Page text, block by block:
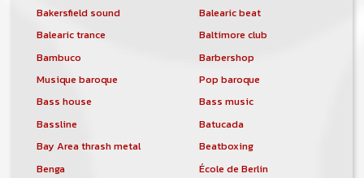
Bakersfield sound
Balearic beat
Balearic trance
Baltimore club
Bambuco
Barbershop
Musique baroque
Pop baroque
Bass house
Bass music
Bassline
Batucada
Bay Area thrash metal
Beatboxing
Benga
École de Berlin